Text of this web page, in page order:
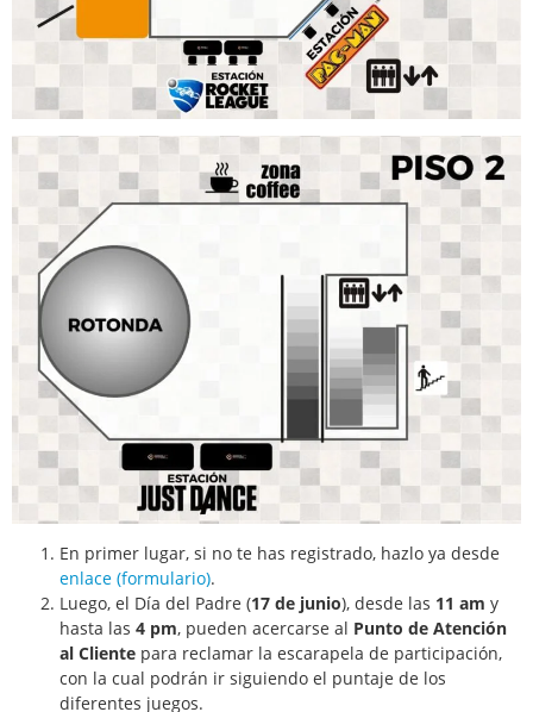
En primer lugar, si no te has registrado, hazlo ya desde
enlace (formulario).
Luego, el Día del Padre (17 de junio), desde las 11 am y
hasta las 4 pm, pueden acercarse al Punto de Atención
al Cliente para reclamar la escarapela de participación,
con la cual podrán ir siguiendo el puntaje de los
diferentes juegos.